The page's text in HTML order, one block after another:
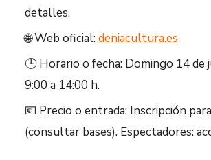
detalles.
🌐 Web oficial:deniacultura.es
🕒 Horario o fecha: Domingo 14 de
9:00 a 14:00 h.
💶 Precio o entrada: Inscripción
(consultar bases). Espectadores: